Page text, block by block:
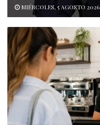
MIÉRCOLES, 5 AGOSTO 2026